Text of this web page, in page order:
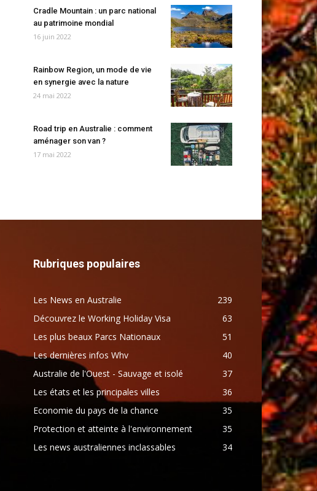
Cradle Mountain : un parc national
au patrimoine mondial
16 juin 2022
Rainbow Region, un mode de vie
en synergie avec la nature
24 mai 2022
Road trip en Australie : comment
aménager son van ?
17 mai 2022
Rubriques populaires
Les News en Australie
239
Découvrez le Working Holiday Visa
63
Les plus beaux Parcs Nationaux
51
Les dernières infos Whv
40
Australie de l'Ouest - Sauvage et isolé
37
Les états et les principales villes
36
Economie du pays de la chance
35
Protection et atteinte à l'environnement
35
Les news australiennes inclassables
34